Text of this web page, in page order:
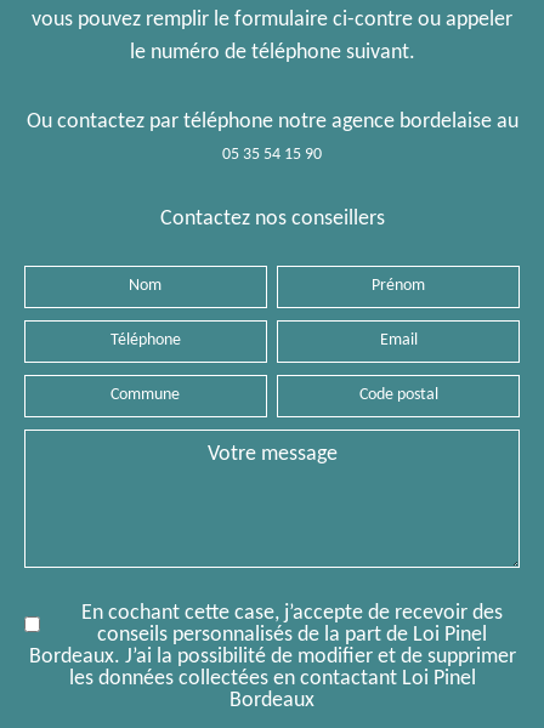
vous pouvez remplir le formulaire ci-contre ou appeler
le numéro de téléphone suivant.
Ou contactez par téléphone notre agence bordelaise au
05 35 54 15 90
Contactez nos conseillers
Téléphone
Commune
postal
En cochant cette case, j’accepte de recevoir des
conseils personnalisés de la part de Loi Pinel
Bordeaux. J’ai la possibilité de modifier et de supprimer
les données collectées en contactant Loi Pinel
Bordeaux